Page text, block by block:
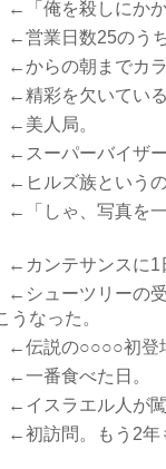
←「俺を殺しにかか
←営業日数25のうち
←からの朝までカラ
←精彩を欠いている
←美人局。
←スーパーバイザー
←ヒルズ族というの
←「しゃ、写真を
←カンテサンスに1
←シューツリーの
うなった。
←伝説の○○○○初登
←一番食べた日。
←イスラエル人が
←初訪問。もう2年